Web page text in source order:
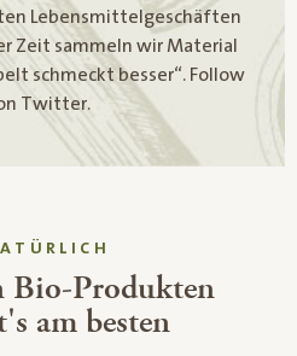
Lebensmittelgeschäften
Zeit sammeln wir Material
schmeckt besser“. Follow
Twitter.
Bio-Produkten
am besten